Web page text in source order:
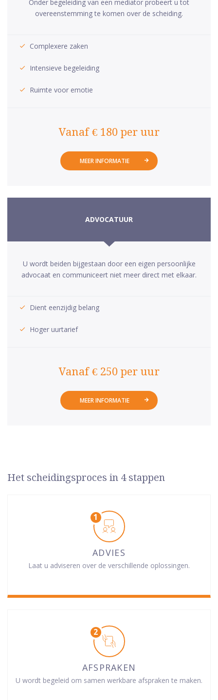
Onder begeleiding van een mediator probeert u tot
overeenstemming te komen over de scheiding.
Complexere zaken
Intensieve begeleiding
Ruimte voor emotie
Vanaf € 180 per uur
MEER INFORMATIE
ADVOCATUUR
U wordt beiden bijgestaan door een eigen persoonlijke
advocaat en communiceert niet meer direct met elkaar.
Dient eenzijdig belang
Hoger uurtarief
Vanaf € 250 per uur
MEER INFORMATIE
Het scheidingsproces in 4 stappen
ADVIES
Laat u adviseren over de verschillende oplossingen.
AFSPRAKEN
U wordt begeleid om samen werkbare afspraken te maken.